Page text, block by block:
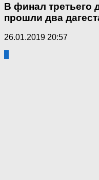
В финал третьего
прошли два
26.01.2019 20:57